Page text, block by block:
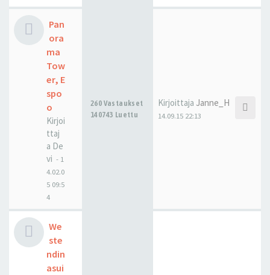
Pan
ora
ma
Tow
er, E
spo
o
Kirjoi
ttaj
a De
vi - 1
4.02.0
5 09:5
4
260 Vastaukset
140743 Luettu
Kirjoittaja Janne_H
14.09.15 22:13
We
ste
ndin
asui